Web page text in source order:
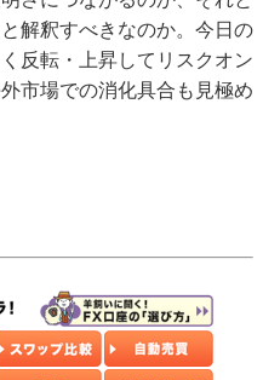
解釈すべきなのか。今日の
反転・上昇してリスクオン
市場での消化具合も見極め